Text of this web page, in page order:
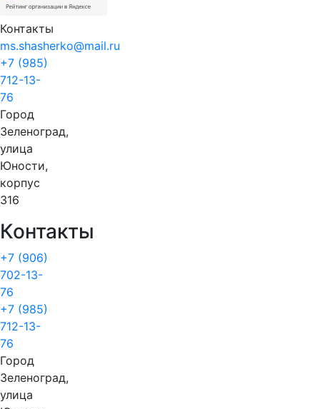
Контакты
ms.shasherko@mail.ru
+7 (985)
712-13-
76
Город
Зеленоград,
улица
Юности,
корпус
316
Контакты
+7 (906)
702-13-
76
+7 (985)
712-13-
76
Город
Зеленоград,
улица